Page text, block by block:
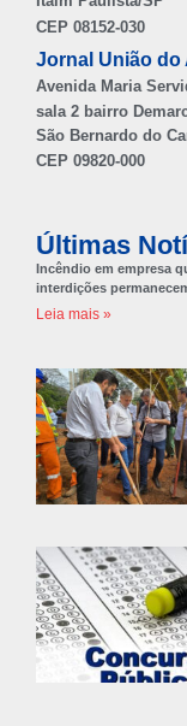
CEP 08152-030
Jornal União do
Avenida Maria
sala 2 bairro
São Bernardo do
CEP 09820-000
Últimas
Incêndio em empresa
interdições
Leia mais »